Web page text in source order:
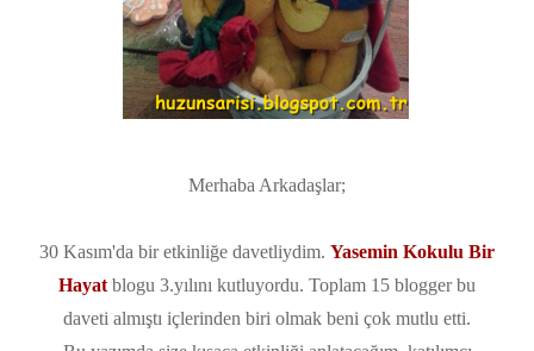
Merhaba Arkadaşlar;
30 Kasım'da bir etkinliğe davetliydim. Yasemin Kokulu Bir
Hayat blogu 3.yılını kutluyordu. Toplam 15 blogger bu
daveti almıştı içlerinden biri olmak beni çok mutlu etti.